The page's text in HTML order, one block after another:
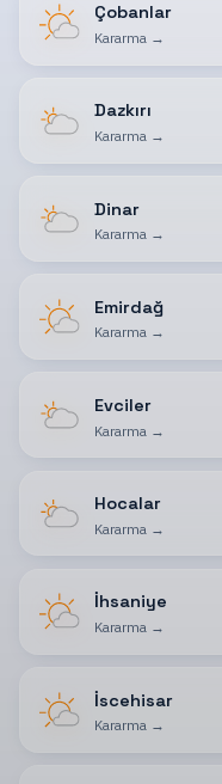
Çobanlar
Kararma →
Dazkırı
Kararma→
Dinar
Kararma→
Emirdağ
Kararma→
Evciler
Kararma →
Hocalar
Kararma →
İhsaniye
Kararma →
İscehisar
Kararma→